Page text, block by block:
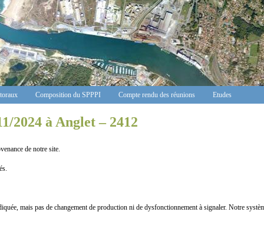
Composition du SPPPI Compte rendu des réunions Etudes
2024 à Anglet – 2412
de notre site.
mais pas de changement de production ni de dysfonctionnement à signaler. Notre